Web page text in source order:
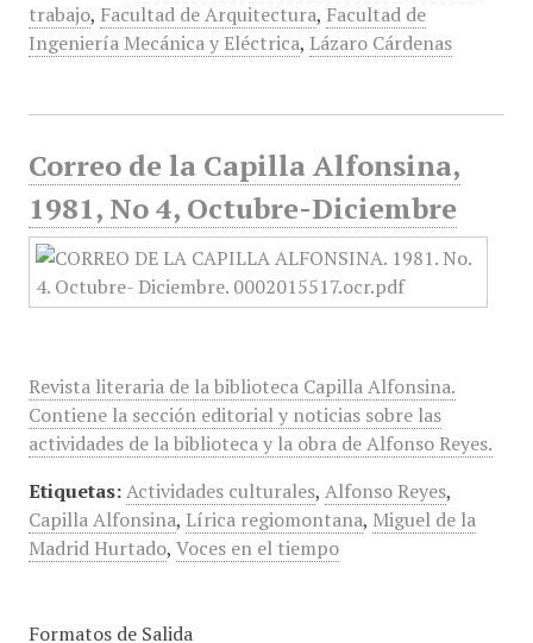
trabajo, Facultad de Arquitectura, Facultad de
Ingeniería Mecánica y Eléctrica, Lázaro Cárdenas
Correo de la Capilla Alfonsina,
1981, No 4, Octubre-Diciembre
Revista literaria de la biblioteca Capilla Alfonsina.
Contiene la sección editorial y noticias sobre las
actividades de la biblioteca y la obra de Alfonso Reyes.
Etiquetas: Actividades culturales, Alfonso Reyes,
Capilla Alfonsina, Lírica regiomontana, Miguel de la
Madrid Hurtado, Voces en el tiempo
Formatos de Salida